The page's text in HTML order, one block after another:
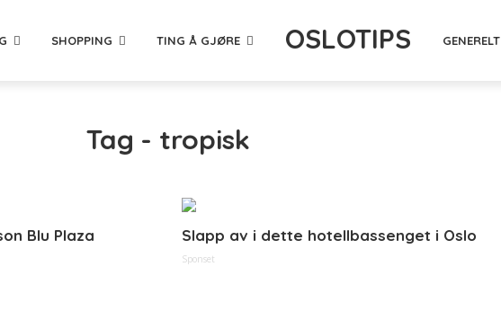
SHOPPING TING Å GJØRE OSLOTIPS GENERELT
Tag - tropisk
Blu Plaza Slapp av i dette hotellbassenget i Oslo
Sponset